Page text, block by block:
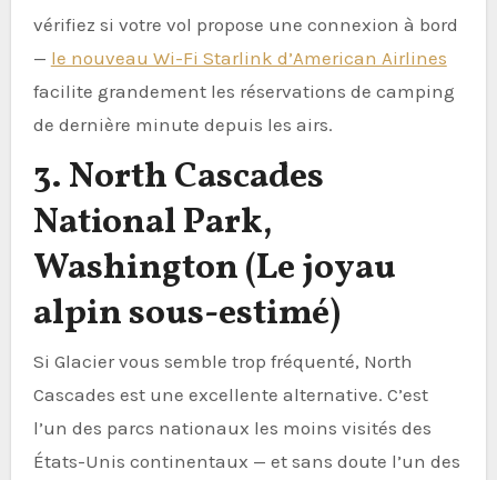
vérifiez si votre vol propose une connexion à bord
— le nouveau Wi-Fi Starlink d’American Airlines
facilite grandement les réservations de camping
de dernière minute depuis les airs.
3. North Cascades
National Park,
Washington (Le joyau
alpin sous-estimé)
Si Glacier vous semble trop fréquenté, North
Cascades est une excellente alternative. C’est
l’un des parcs nationaux les moins visités des
États-Unis continentaux — et sans doute l’un des